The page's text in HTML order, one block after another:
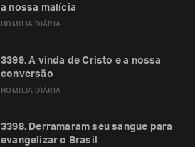
HOMILIA DIÁRIA
a nossa malícia
HOMILIA DIÁRIA
3399. A vinda de Cristo e a nossa
conversão
3398. Derramaram seu sangue para
evangelizar o Brasil